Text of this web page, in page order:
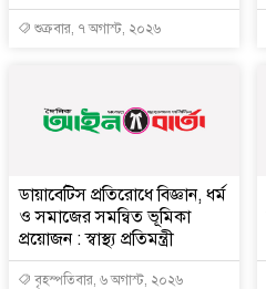
শুক্রবার, ৭ অগাস্ট, ২০২৬
ডায়াবেটিস প্রতিরোধে বিজ্ঞান, ধর্ম
ও সমাজের সমন্বিত ভূমিকা
প্রয়োজন : স্বাস্থ্য প্রতিমন্ত্রী
বৃহস্পতিবার, ৬ অগাস্ট, ২০২৬